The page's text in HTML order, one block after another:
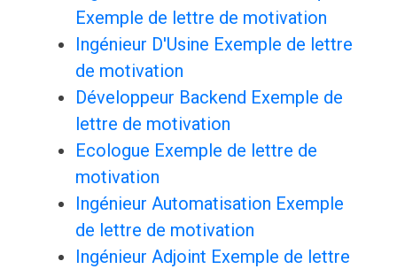
Exemple de lettre de motivation
Ingénieur D'Usine Exemple de lettre
de motivation
Développeur Backend Exemple de
lettre de motivation
Ecologue Exemple de lettre de
motivation
Ingénieur Automatisation Exemple
de lettre de motivation
Ingénieur Adjoint Exemple de lettre